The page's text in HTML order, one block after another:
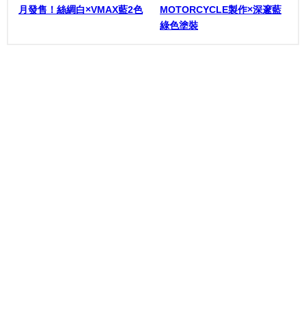
月發售！絲綢白×VMAX藍2色
MOTORCYCLE製作×深邃藍
綠色塗裝